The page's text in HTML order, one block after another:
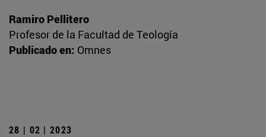
Ramiro Pellitero
Profesor de la Facultad de Teología
Publicado en: Omnes
28 | 02 | 2023